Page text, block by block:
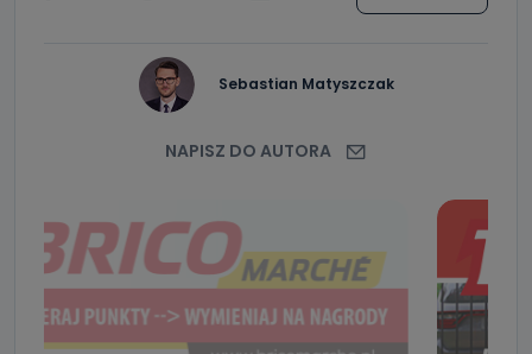
Sebastian Matyszczak
NAPISZ DO AUTORA